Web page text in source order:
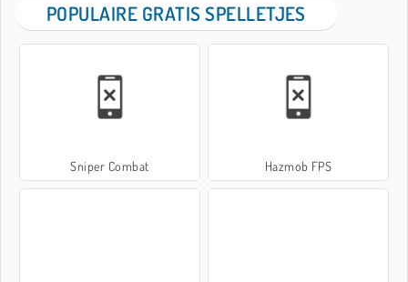
POPULAIRE GRATIS SPELLETJES
Sniper Combat Hazmob FPS